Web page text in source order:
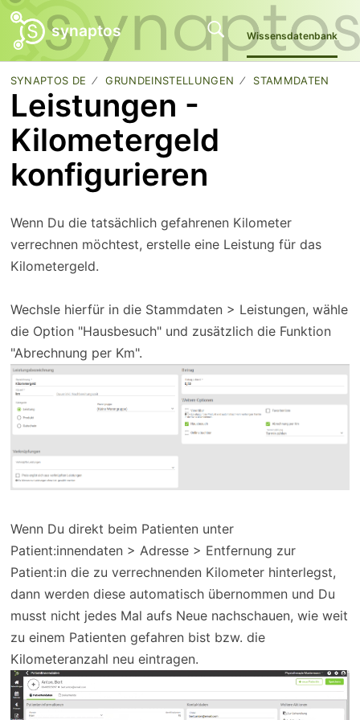
synaptos Wissensdatenbank
SYNAPTOS DE GRUNDEINSTELLUNGEN STAMMDATEN
Leistungen -
Kilometergeld
konfigurieren
Wenn Du die tatsächlich gefahrenen Kilometer
verrechnen möchtest, erstelle eine Leistung für das
Kilometergeld.
Wechsle hierfür in die Stammdaten > Leistungen, wähle
die Option "Hausbesuch" und zusätzlich die Funktion
"Abrechnung per Km".
Wenn Du direkt beim Patienten unter
Patient:innendaten > Adresse > Entfernung zur
Patient:in die zu verrechnenden Kilometer hinterlegst,
dann werden diese automatisch übernommen und Du
musst nicht jedes Mal aufs Neue nachschauen, wie weit
zu einem Patienten gefahren bist bzw. die
Kilometeranzahl neu eintragen.